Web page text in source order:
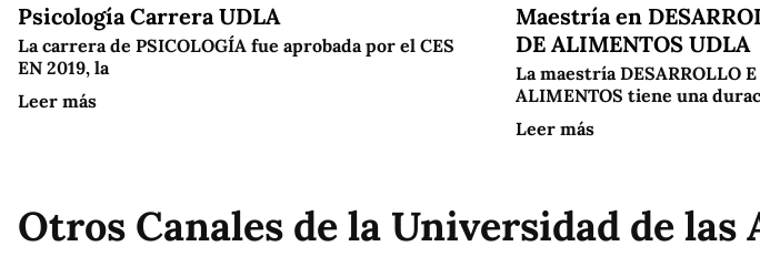
Psicología Carrera UDLA
La carrera de PSICOLOGÍA fue aprobada por el CES
EN 2019, la
Leer más
Maestría en
DE ALIMENTOS UDLA
La maestría DESARROLLO
ALIMENTOS tiene una
Leer más
Otros Canales de la Universidad de las